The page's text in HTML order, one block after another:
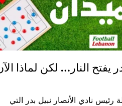
يفتح النار… لكن لماذا
رئيس نادي الأنصار نبيل بدر التي